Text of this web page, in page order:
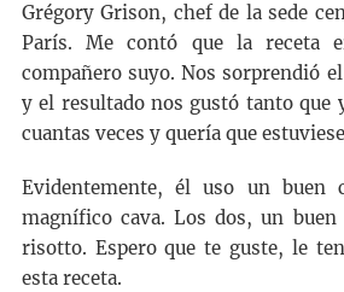
Grégory Grison, chef de la sede
París. Me contó que la receta
compañero suyo. Nos sorprendió
y el resultado nos gustó tanto que
cuantas veces y quería que
Evidentemente, él uso un buen
magnífico cava. Los dos, un buen
risotto. Espero que te guste, le
esta receta.